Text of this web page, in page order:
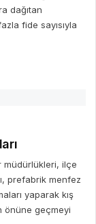
dağıtan
fide sayısıyla
müdürlükleri, ilçe
prefabrik menfez
yaparak kış
önüne geçmeyi